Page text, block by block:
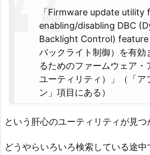
「Firmware update utility
enabling/disabling DBC
Backlight Control) feature
バックライト制御）を有効
るためのファームウェア・
ユーティリティ）」（「ア
ン」項目にある）
という肝心のユーティリティが見つ
どうやらいろいろ検索している途